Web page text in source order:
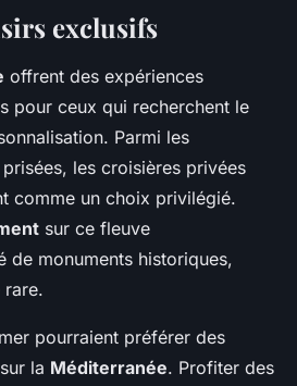
exclusifs
offrent des expériences
pour ceux qui recherchent le
Parmi les
les croisières privées
comme un choix privilégié.
sur ce fleuve
de monuments historiques,
rare.
pourraient préférer des
la Méditerranée. Profiter des